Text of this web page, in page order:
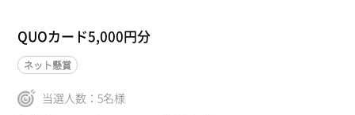
QUOカード5,000円分
ネット懸賞
当選人数：5名様